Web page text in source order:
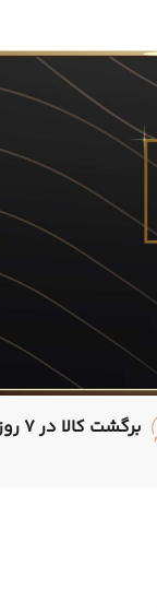
برگشت کالا در 7 روز